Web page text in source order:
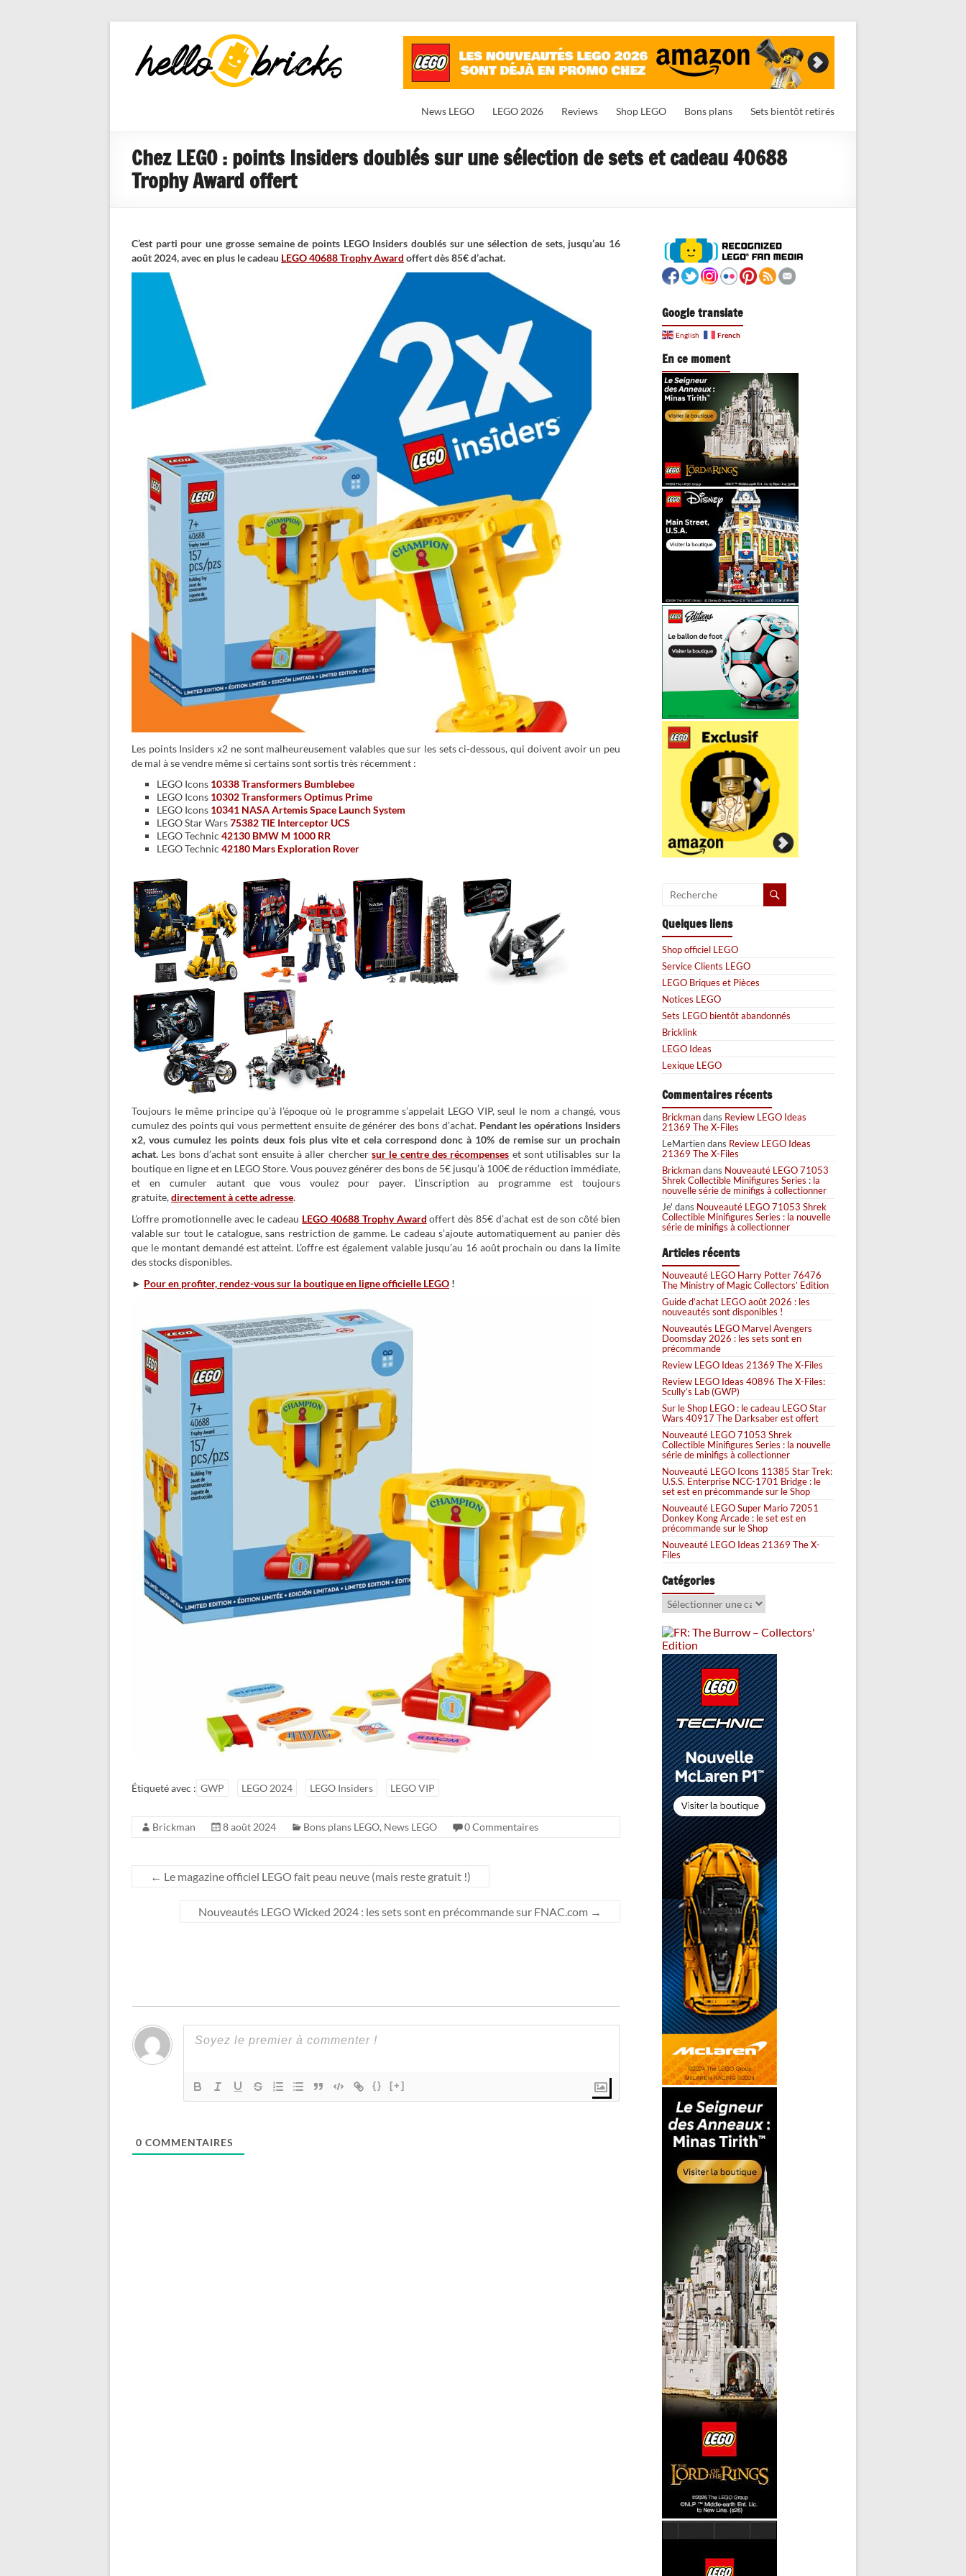
HelloBricks
Blog LEGO,
nouveaut�s
News LEGO LEGO 2026 Reviews Shop LEGO Bons plans Sets bientôt retirés
Chez LEGO : points Insiders doublés sur une sélection de sets et cadeau 40688
Trophy Award offert
C’est parti pour une grosse semaine de points LEGO Insiders doublés sur une sélection de sets, jusqu’au 16
août 2024, avec en plus le cadeau LEGO 40688 Trophy Award offert dès 85€ d’achat.
Les points Insiders x2 ne sont malheureusement valables que sur les sets ci-dessous, qui doivent avoir un peu
de mal à se vendre même si certains sont sortis très récemment :
LEGO Icons 10338 Transformers Bumblebee
LEGO Icons 10302 Transformers Optimus Prime
LEGO Icons 10341 NASA Artemis Space Launch System
LEGO Star Wars75382 TIE Interceptor UCS
LEGO Technic 42130 BMW M 1000 RR
LEGO Technic 42180 Mars Exploration Rover
Toujours le même principe qu’à l’époque où le programme s’appelait LEGO VIP, seul le nom a changé, vous
cumulez des points qui vous permettent ensuite de générer des bons d’achat. Pendant les opérations Insiders
x2, vous cumulez les points deux fois plus vite et cela correspond donc à 10% de remise sur un prochain
achat. Les bons d’achat sont ensuite à aller cherchersur le centre des récompenses et sont utilisables sur la
boutique en ligne et en LEGO Store. Vous pouvez générer des bons de 5€ jusqu’à 100€ de réduction immédiate,
et en cumuler autant que vous voulez pour payer. L’inscription au programme est toujours
gratuite,directement à cette adresse.
L’offre promotionnelle avec le cadeau LEGO 40688 Trophy Award offert dès 85€ d’achat est de son côté bien
valable sur tout le catalogue, sans restriction de gamme. Le cadeau s’ajoute automatiquement au panier dès
que le montant demandé est atteint. L’offre est également valable jusqu’au 16 août prochain ou dans la limite
des stocks disponibles.
► Pour en profiter, rendez-vous sur la boutique en ligne officielle LEGO !
Étiqueté avec : GWP LEGO 2024 LEGO Insiders LEGO VIP
Brickman 8 août 2024 Bons plans LEGO, News LEGO 0 Commentaires
← Le magazine officiel LEGO fait peau neuve (mais reste gratuit !)
Nouveautés LEGO Wicked 2024 : les sets sont en précommande sur FNAC.com →
{} [+]
0 COMMENTAIRES
Google translate
English French
En ce moment
Quelques liens
Shop officiel LEGO
Service Clients LEGO
LEGO Briques et Pièces
Notices LEGO
Sets LEGO bientôt abandonnés
Bricklink
LEGO Ideas
Lexique LEGO
Commentaires récents
Brickmandans Review LEGO Ideas
21369 The X-Files
LeMartiendans Review LEGO Ideas
21369 The X-Files
Brickmandans Nouveauté LEGO 71053
Shrek Collectible Minifigures Series : la
nouvelle série de minifigs à collectionner
Je' dans Nouveauté LEGO 71053 Shrek
Collectible Minifigures Series : la nouvelle
série de minifigs à collectionner
Articles récents
Nouveauté LEGO Harry Potter 76476
The Ministry of Magic Collectors’ Edition
Guide d’achat LEGO août 2026 : les
nouveautés sont disponibles !
Nouveautés LEGO Marvel Avengers
Doomsday 2026 : les sets sont en
précommande
Review LEGO Ideas 21369 The X-Files
Review LEGO Ideas 40896 The X-Files:
Scully’s Lab (GWP)
Sur le Shop LEGO : le cadeau LEGO Star
Wars 40917 The Darksaber est offert
Nouveauté LEGO 71053 Shrek
Collectible Minifigures Series : la nouvelle
série de minifigs à collectionner
Nouveauté LEGO Icons 11385 Star Trek:
U.S.S. Enterprise NCC-1701 Bridge : le
set est en précommande sur le Shop
Nouveauté LEGO Super Mario 72051
Donkey Kong Arcade : le set est en
précommande sur le Shop
Nouveauté LEGO Ideas 21369 The X-
Files
Catégories
Catégories